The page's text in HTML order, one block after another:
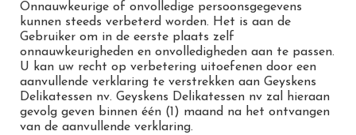
Onnauwkeurige of onvolledige persoonsgegevens
kunnen steeds verbeterd worden. Het is aan de
Gebruiker om in de eerste plaats zelf
onnauwkeurigheden en onvolledigheden aan te passen.
U kan uw recht op verbetering uitoefenen door een
aanvullende verklaring te verstrekken aan Geyskens
Delikatessen nv. Geyskens Delikatessen nv zal hieraan
gevolg geven binnen één (1) maand na het ontvangen
van de aanvullende verklaring.